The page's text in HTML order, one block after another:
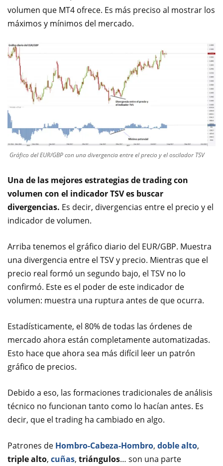
volumen que MT4 ofrece. Es más preciso al mostrar los
máximos y mínimos del mercado.
Gráfico del EUR/GBP con una divergencia entre el precio y el oscilador TSV
Una de las mejores estrategias de trading con
volumen con el indicador TSV es buscar
divergencias. Es decir, divergencias entre el precio y el
indicador de volumen.
Arriba tenemos el gráfico diario del EUR/GBP. Muestra
una divergencia entre el TSV y precio. Mientras que el
precio real formó un segundo bajo, el TSV no lo
confirmó. Este es el poder de este indicador de
volumen: muestra una ruptura antes de que ocurra.
Estadísticamente, el 80% de todas las órdenes de
mercado ahora están completamente automatizadas.
Esto hace que ahora sea más difícil leer un patrón
gráfico de precios.
Debido a eso, las formaciones tradicionales de análisis
técnico no funcionan tanto como lo hacían antes. Es
decir, que el trading ha cambiado en algo.
Patrones de Hombro-Cabeza-Hombro, doble alto,
triple alto, cuñas, triángulos… son una parte